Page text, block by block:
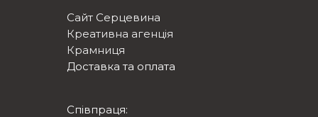
Сайт Серцевина
Креативна агенція
Крамниця
Доставка та оплата
Співпраця: